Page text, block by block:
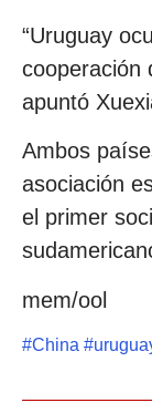
“Uruguay
cooperación
apuntó
Ambos
asociación
el primer
mem/ool
#China #